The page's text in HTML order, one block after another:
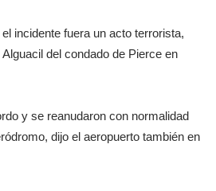
incidente fuera un acto terrorista,
del condado de Pierce en
y se reanudaron con normalidad
dijo el aeropuerto también en